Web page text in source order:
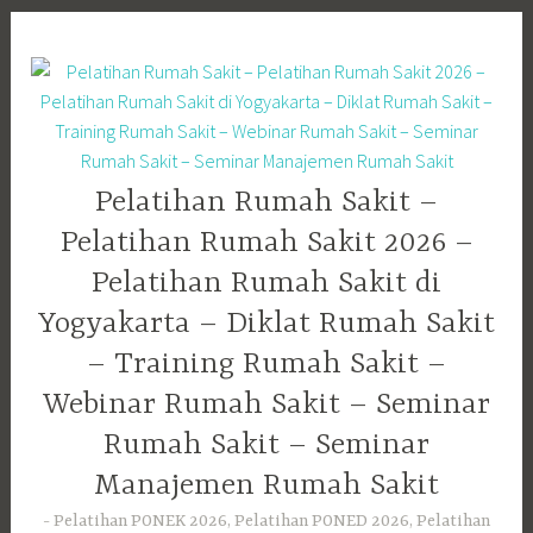
Skip
content
Pelatihan Rumah Sakit –
Pelatihan Rumah Sakit 2026 –
Pelatihan Rumah Sakit di
Yogyakarta – Diklat Rumah Sakit
– Training Rumah Sakit –
Webinar Rumah Sakit – Seminar
Rumah Sakit – Seminar
Manajemen Rumah Sakit
Pelatihan PONEK 2026, Pelatihan PONED 2026, Pelatihan